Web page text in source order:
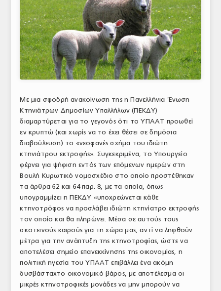
ΚΟΣΜΟΣ
ΕΙΔΗΣΕΙΣ
ΕΥΡΩΠΑΪΚΕΣ ΑΠΟΦΑΣΕΙΣ
ΘΕΜΑΤΑ
ΕΜΠΟΡΙΚΟΣ ΚΑΤΑΛΟΓΟΣ
ΠΑΡΑΓΩΓΗ & ΕΜΠΟΡΙΑ
ΣΦΑΓΕΙΑ
ΠΡΩΤΕΣ ΥΛΕΣ
ΕΞΟΠΛΙΣΜΟΣ
ΥΠΗΡΕΣΙΕΣ
ΕΜΠΟΡΙΚΟΙ ΑΝΤΙΠΡΟΣΩΠΟΙ
ΝΟΜΟΘΕΣΙΑ
ΕΛΛΗΝΙΚΗ ΝΟΜΟΘΕΣΙΑ
ΕΥΡΩΠΑΪΚΗ ΝΟΜΟΘΕΣΙΑ
Με μια σφοδρή ανακοίνωση της η Πανελλήνια Ένωση
Κτηνιάτρων Δημοσίων Υπαλλήλων (ΠΕΚΔΥ)
διαμαρτύρεται για το γεγονός ότι το ΥΠΑΑΤ προωθεί
εν κρυπτώ (και χωρίς να το έχει θέσει σε δημόσια
διαβούλευση) το «νεοφανές σχήμα του ιδιώτη
κτηνιάτρου εκτροφής». Συγκεκριμένα, το Υπουργείο
φέρνει για ψήφιση εντός των επόμενων ημερών στη
Βουλή Κυρωτικό νομοσχέδιο στο οποίο προστέθηκαν
τα άρθρα 62 και 64 παρ. 8, με τα οποία, όπως
υπογραμμίζει η ΠΕΚΔΥ «υποχρεώνεται κάθε
κτηνοτρόφος να προσλάβει ιδιώτη κτηνίατρο εκτροφής
τον οποίο και θα πληρώνει. Μέσα σε αυτούς τους
σκοτεινούς καιρούς για τη χώρα μας, αντί να ληφθούν
μέτρα για την ανάπτυξη της κτηνοτροφίας, ώστε να
αποτελέσει σημείο επανεκκίνησης της οικονομίας, η
πολιτική ηγεσία του ΥΠΑΑΤ επιβάλλει ένα ακόμη
δυσβάσταχτο οικονομικό βάρος, με αποτέλεσμα οι
μικρές κτηνοτροφικές μονάδες να μην μπορούν να